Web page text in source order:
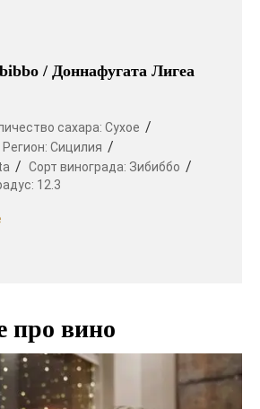
/ Доннафугата Лигеа
сахара: Сухое
Регион: Сицилия
Сорт винограда: Зибиббо
12.3
про вино